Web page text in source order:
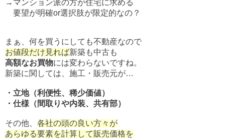
→マンション派の方が住宅に求める
要望が明確or選択肢が限定的なの？
まぁ、何を買うにしても不動産なので
お値段だけ見れば新築も中古も
高額なお買物には変わらないですね。
新築に関しては、施工・販売元が…
・立地（利便性、稀少価値）
・仕様（間取りや内装、共有部）
その他、 各社の頭の良い方々が
あらゆる要素を計算して販売価格を